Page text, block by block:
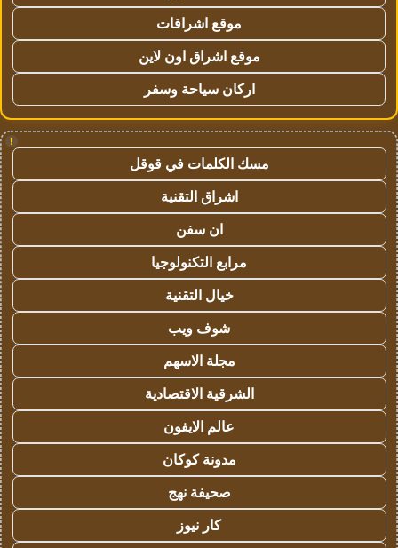
موقع اشراقات
موقع اشراق اون لاين
اركان سياحة وسفر
!
مسك الكلمات في قوقل
اشراق التقنية
ان سفن
مرابع التكنولوجيا
خيال التقنية
شوف ويب
مجلة الاسهم
الشرقية الاقتصادية
عالم الايفون
مدونة كوكان
صحيفة نهج
كار نيوز